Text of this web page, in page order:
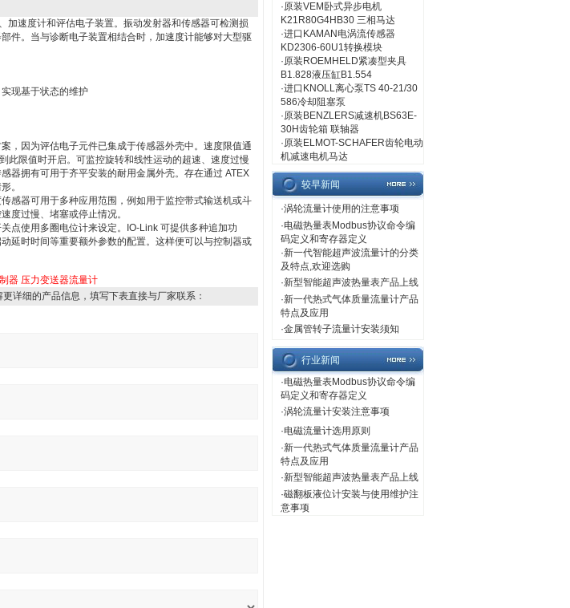
加速度计和评估电子装置。振动发射器和传感器可检测损
件。当与诊断电子装置相结合时，加速度计能够对大型驱
现基于状态的维护
，因为评估电子元件已集成于传感器外壳中。速度限值通
此限值时开启。可监控旋转和线性运动的超速、速度过慢
器拥有可用于齐平安装的耐用金属外壳。存在通过 ATEX
。
器可用于多种应用范围，例如用于监控带式输送机或斗
度过慢、堵塞或停止情况。
使用多圈电位计来设定。IO-Link 可提供多种追加功
延时时间等重要额外参数的配置。这样便可以与控制器或
器 压力变送器流量计
详细的产品信息，填写下表直接与厂家联系：
·原装VEM卧式异步电机
K21R80G4HB30 三相马达
·进口KAMAN电涡流传感器
KD2306-60U1转换模块
·原装ROEMHELD紧凑型夹具
B1.828液压缸B1.554
·进口KNOLL离心泵TS 40-21/30
586冷却阻塞泵
·原装BENZLERS减速机BS63E-
30H齿轮箱 联轴器
·原装ELMOT-SCHAFER齿轮电动
机减速电机马达
较早新闻
·涡轮流量计使用的注意事项
·电磁热量表Modbus协议命令编
码定义和寄存器定义
·新一代智能超声波流量计的分类
及特点,欢迎选购
·新型智能超声波热量表产品上线
·新一代热式气体质量流量计产品
特点及应用
·金属管转子流量计安装须知
行业新闻
·电磁热量表Modbus协议命令编
码定义和寄存器定义
·涡轮流量计安装注意事项
·电磁流量计选用原则
·新一代热式气体质量流量计产品
特点及应用
·新型智能超声波热量表产品上线
·磁翻板液位计安装与使用维护注
意事项